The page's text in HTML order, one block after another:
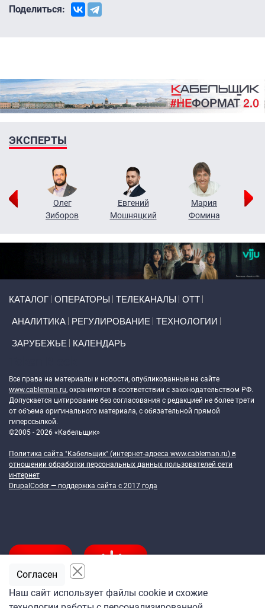
Поделиться:
ЭКСПЕРТЫ
Олег
Зиборов
Евгений
Мошняцкий
Мария
Фомина
КАТАЛОГ ОПЕРАТОРЫ ТЕЛЕКАНАЛЫ ОТТ
АНАЛИТИКА РЕГУЛИРОВАНИЕ ТЕХНОЛОГИИ
ЗАРУБЕЖЬЕ КАЛЕНДАРЬ
Все права на материалы и новости, опубликованные на сайте
www.cableman.ru, охраняются в соответствии с законодательством РФ.
Допускается цитирование без согласования с редакцией не более трети
от объема оригинального материала, с обязательной прямой
гиперссылкой.
©2005 - 2026 «Кабельщик»
Политика сайта "Кабельщик" (интернет-адреса www.cableman.ru) в
отношении обработки персональных данных пользователей сети
интернет
DrupalCoder — поддержка сайта c 2017 года
Наш сайт использует файлы cookie и схожие
Согласен